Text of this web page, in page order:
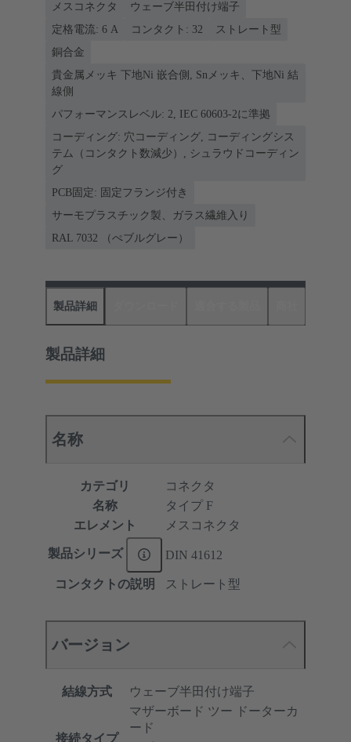
メスコネクタ
ウェーブ半田付け端子
定格電流: ‌6 A
コンタクト: 32
ストレート型
銅合金
貴金属メッキ 下地Ni 嵌合側, Snメッキ、下地Ni 結
線側
パフォーマンスレベル: 2, IEC 60603-2に準拠
コーディング: 穴コーディング, コーディングシス
テム（コンタクト数減少）, シュラウドコーディン
グ
PCB固定: 固定フランジ付き
サーモプラスチック製、ガラス繊維入り
RAL 7032 （ぺブルグレー）
製品詳細
製品詳細
名称
カテゴリ
コネクタ
名称
タイプ F
エレメント
メスコネクタ
製品シリーズ DIN 41612
コンタクトの説明 ストレート型
バージョン
結線方式 ウェーブ半田付け端子
接続タイプ
マザーボード ツー ドーターカ
ード